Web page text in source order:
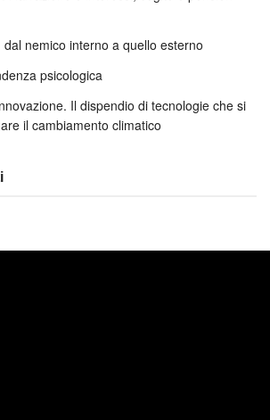
nemico interno a quello esterno
psicologica
Il dispendio di tecnologie che si
il cambiamento climatico